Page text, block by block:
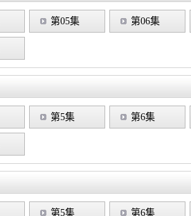
第05集 第06集
第5集 第6集
第5集 第6集